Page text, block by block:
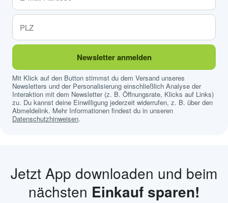
Newsletter anmelden
Mit Klick auf den Button stimmst du dem Versand unseres
Newsletters und der Personalisierung einschließlich Analyse der
Interaktion mit dem Newsletter (z. B. Öffnungsrate, Klicks auf Links)
zu. Du kannst deine Einwilligung jederzeit widerrufen, z. B. über den
Abmeldelink. Mehr Informationen findest du in unseren
Datenschutzhinweisen.
Jetzt App downloaden und beim
nächsten Einkauf sparen!